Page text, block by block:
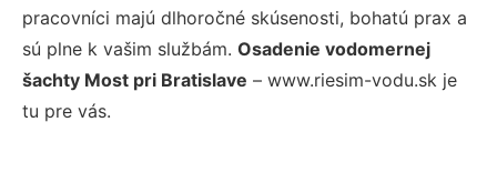
pracovníci majú dlhoročné skúsenosti, bohatú prax a
sú plne k vašim službám. Osadenie vodomernej
šachty Most pri Bratislave – www.riesim-vodu.sk je
tu pre vás.